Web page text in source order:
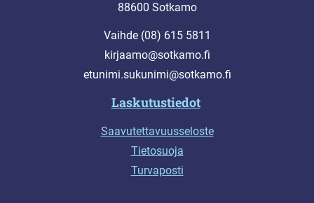
88600 Sotkamo
Vaihde (08) 615 5811
kirjaamo@sotkamo.fi
etunimi.sukunimi@sotkamo.fi
Laskutustiedot
Saavutettavuusseloste
Tietosuoja
Turvaposti